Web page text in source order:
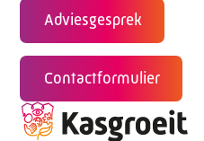
Adviesgesprek
Contactformulier